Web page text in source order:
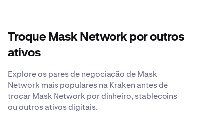
Troque Mask Network por outros
ativos
Explore os pares de negociação de Mask
Network mais populares na Kraken antes de
trocar Mask Network por dinheiro, stablecoins
ou outros ativos digitais.